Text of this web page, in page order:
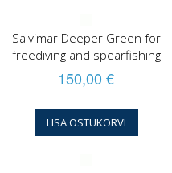
ja vahetus
Salvimar Deeper Green for
freediving and spearfishing
150,00 €
LISA OSTUKORVI